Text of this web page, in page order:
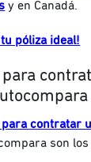
y en Canadá.
póliza ideal!
contratar
son